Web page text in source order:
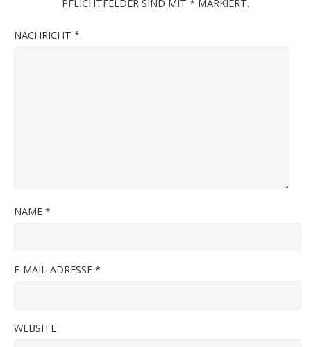
PFLICHTFELDER SIND MIT * MARKIERT.
NACHRICHT *
NAME *
E-MAIL-ADRESSE *
WEBSITE